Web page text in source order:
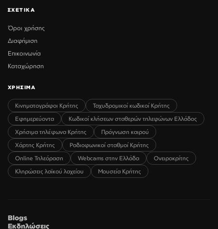
ΣΧΕΤΙΚΑ
Όροι χρήσης
Διαφήμιση
Επικοινωνία
Καταχώρηση
ΧΡΗΣΙΜΑ
Κινηματογράφοι Κρήτης
Ταχυδρομικοί κωδικοί Κρήτης
Εφημερεύοντα
Κωδικοί κλήσεων σταθερών τηλεφώνων Ελλάδος
Χρήσιμα τηλέφωνα Κρήτης
Πρόγνωση καιρού
Χάρτης Κρήτης
Ραδιοφωνικοί σταθμοί Κρήτης
Online Τηλεόραση
Webcams στην Ελλάδα
Ονειροκρίτης
Κληρώσεις λαϊκού λαχείου
Μουσεία Κρήτης
Blogs
Εκδηλώσεις